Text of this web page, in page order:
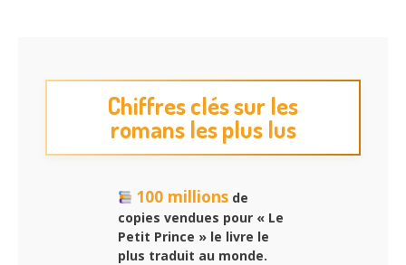
Chiffres clés sur les
romans les plus lus
100 millionsde
copies vendues pour « Le
Petit Prince » le livre le
plus traduit au monde.